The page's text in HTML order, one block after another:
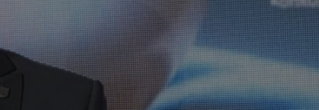
zapewniając, że
a ich dane są
witrynę